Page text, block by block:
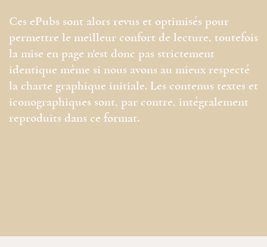
Ces ePubs sont alors revus et optimisés pour
permettre le meilleur confort de lecture, toutefois
la mise en page n'est donc pas strictement
identique même si nous avons au mieux respecté
la charte graphique initiale. Les contenus textes et
iconographiques sont, par contre, intégralement
reproduits dans ce format.